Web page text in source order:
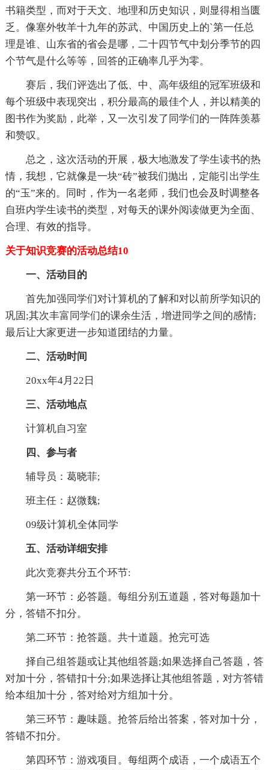
书籍类型，而对于天文、地理和历史知识，则显得相当匮
乏。像塞外牧羊十九年的苏武、中国历史上的`第一任总
理是谁、山东省的省会是哪，二十四节气中划分季节的四
个节气是什么等等，回答的正确率几乎为零。
赛后，我们评选出了低、中、高年级组的冠军班级和
每个班级中表现突出，积分最高的最佳个人，并以精美的
图书作为奖励，此举，又一次引发了同学们的一阵阵羡慕
和赞叹。
总之，这次活动的开展，极大地激发了学生读书的热
情，我想，它就像是一块“砖”被我们抛出，定能引出学生
的“玉”来的。同时，作为一名老师，我们也会及时调整各
自班内学生读书的类型，对每天的课外阅读做更为全面、
合理、有效的指导。
关于知识竞赛的活动总结10
一、活动目的
首先加强同学们对计算机的了解和对以前所学知识的
巩固;其次丰富同学们的课余生活，增进同学之间的感情;
最后让大家更进一步知道团结的力量。
二、活动时间
20xx年4月22日
三、活动地点
计算机自习室
四、参与者
辅导员：葛晓菲;
班主任：赵微魏;
09级计算机全体同学
五、活动详细安排
此次竞赛共分五个环节:
第一环节：必答题。每组分别五道题，答对每题加十
分，答错不扣分。
第二环节：抢答题。共十道题。抢完可选
择自己组答题或让其他组答题;如果选择自己答题，答
对加十分，答错扣十分;如果选择让其他组答题，对方答错
给本组加十分，答对给对方组加十分。
第三环节：趣味题。抢答后给出答案，答对加十分，
答错不扣分。
第四环节：游戏项目。每组两个成语，一个成语五个